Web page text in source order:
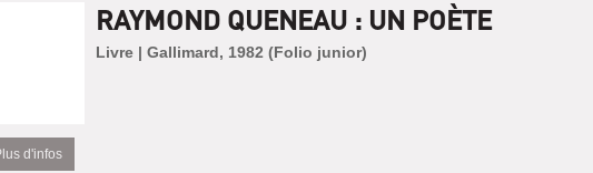
RAYMOND QUENEAU : UN POÈTE
Livre | Gallimard, 1982 (Folio junior)
d'infos